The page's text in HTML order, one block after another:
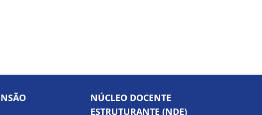
NÚCLEO DOCENTE
ESTRUTURANTE (NDE)